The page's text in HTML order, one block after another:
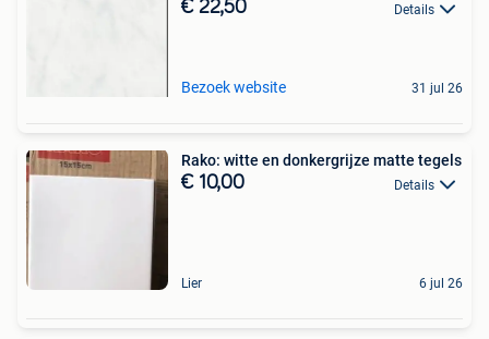
€ 22,50 Details
Bezoek website 31 jul 26
Rako: witte en donkergrijze matte tegels
€ 10,00 Details
Lier 6 jul 26